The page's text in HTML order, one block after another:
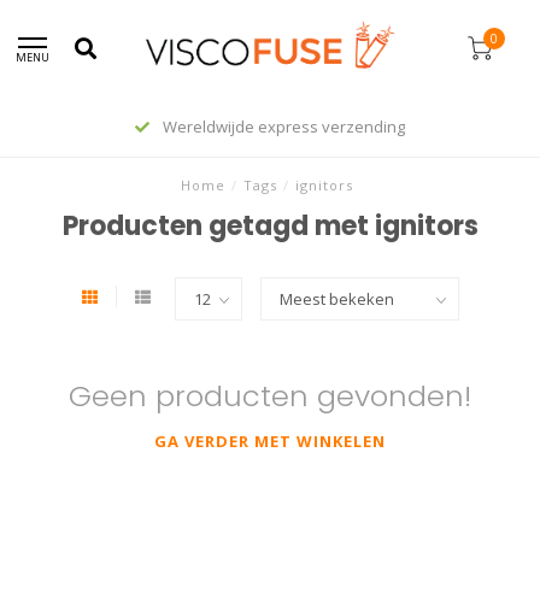
MENU
0
Wereldwijde express verzending
Home / Tags / ignitors
Producten getagd met ignitors
Geen producten gevonden!
GA VERDER MET WINKELEN